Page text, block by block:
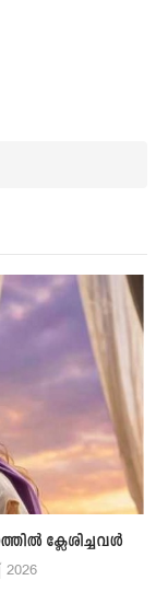
ക്ലേശിച്ചവള്‍